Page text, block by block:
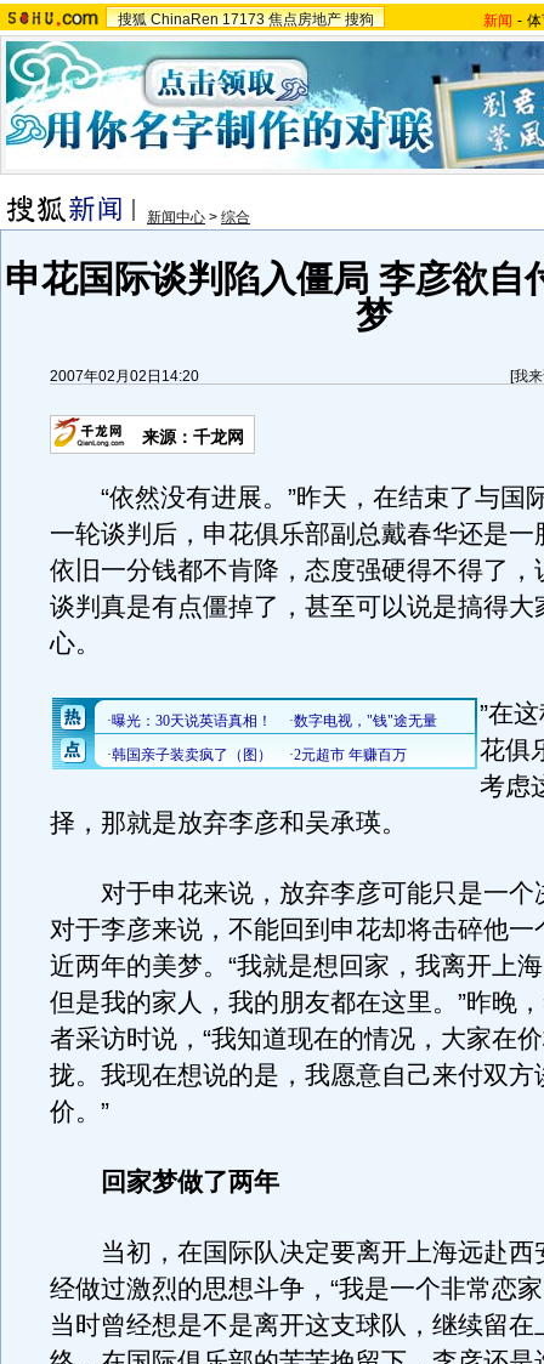
搜狐 ChinaRen 17173 焦点房地产 搜狗 新闻 -
新闻中心 > 综合
申花国际谈判陷入僵局 李彦欲自
梦
2007年02月02日14:20 [我
来源：千龙网
“依然没有进展。”昨天，在结束了与国
一轮谈判后，申花俱乐部副总戴春华还是一
依旧一分钱都不肯降，态度强硬得不得了，
谈判真是有点僵掉了，甚至可以说是搞得大
心。
”在
花俱
考虑
择，那就是放弃李彦和吴承瑛。
对于申花来说，放弃李彦可能只是一个
对于李彦来说，不能回到申花却将击碎他一
近两年的美梦。“我就是想回家，我离开上
但是我的家人，我的朋友都在这里。”昨晚
者采访时说，“我知道现在的情况，大家在
拢。我现在想说的是，我愿意自己来付双方
价。”
回家梦做了两年
当初，在国际队决定要离开上海远赴西
经做过激烈的思想斗争，“我是一个非常恋
当时曾经想是不是离开这支球队，继续留在